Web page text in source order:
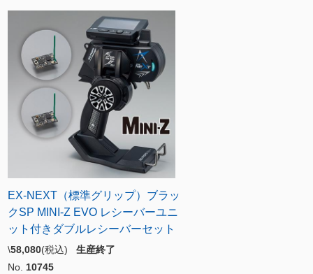
EX-NEXT（標準グリップ）ブラッ
クSP MINI-Z EVO レシーバーユニ
ット付きダブルレシーバーセット
\58,080(税込) 生産終了
No. 10745